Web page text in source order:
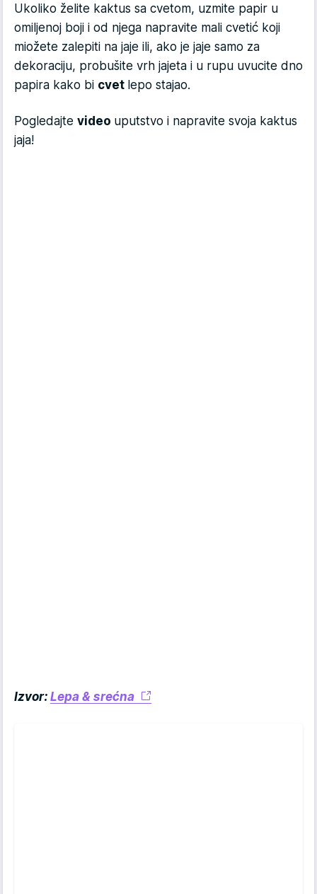
Ukoliko želite kaktus sa cvetom, uzmite papir u
omiljenoj boji i od njega napravite mali cvetić koji
miožete zalepiti na jaje ili, ako je jaje samo za
dekoraciju, probušite vrh jajeta i u rupu uvucite dno
papira kako bi cvet lepo stajao.
Pogledajte video uputstvo i napravite svoja kaktus
jaja!
Izvor: Lepa & srećna